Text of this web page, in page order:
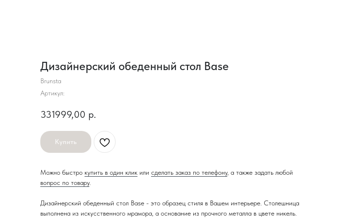
Дизайнерский обеденный стол Base
Brunsta
Артикул:
331999,00 р.
Купить
Можно быстро купить в один клик или сделать заказ по телефону, а также задать любой
вопрос по товару.
Дизайнерский обеденный стол Base - это образец стиля в Вашем интерьере. Столешница
выполнена из искусственного мрамора, а основание из прочного металла в цвете никель.